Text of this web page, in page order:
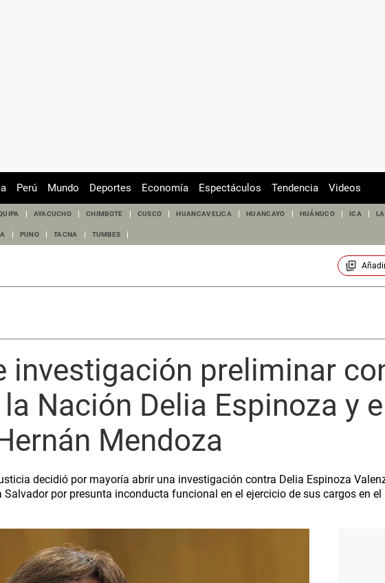
Perú Mundo Deportes Economía Espectáculos Tendencia Videos
AYACUCHO CHIMBOTE CUSCO HUANCAVELICA HUANCAYO HUÁNUCO ICA
PUNO TACNA TUMBES
investigación preliminar
Nación Delia Espinoza y
Mendoza
decidió por mayoría abrir una investigación contra Delia Espinoza
Salvador por presunta inconducta funcional en el ejercicio de sus cargos en